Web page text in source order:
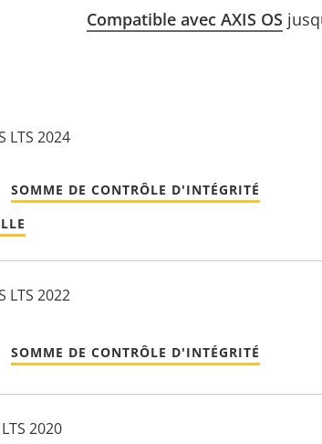
Compatible avec AXIS OS
LTS 2024
SOMME DE CONTRÔLE D'INTÉGRITÉ
LTS 2022
SOMME DE CONTRÔLE D'INTÉGRITÉ
2020